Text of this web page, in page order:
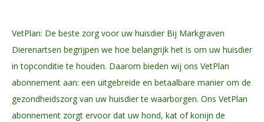
VetPlan: De beste zorg voor uw huisdier Bij Markgraven
Dierenartsen begrijpen we hoe belangrijk het is om uw huisdier
in topconditie te houden. Daarom bieden wij ons VetPlan
abonnement aan: een uitgebreide en betaalbare manier om de
gezondheidszorg van uw huisdier te waarborgen. Ons VetPlan
abonnement zorgt ervoor dat uw hond, kat of konijn de